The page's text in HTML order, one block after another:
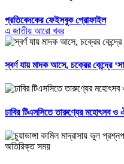
প্রতিবেদকের ফেইসবুক প্রোফাইল
এ জাতীয় আরো খবর
স্বর্ণ যায় মাদক আসে, চক্রের কেন্দ্রে
ঢাবির টিএসসিতে তারুণ্যের মহোৎসব ও